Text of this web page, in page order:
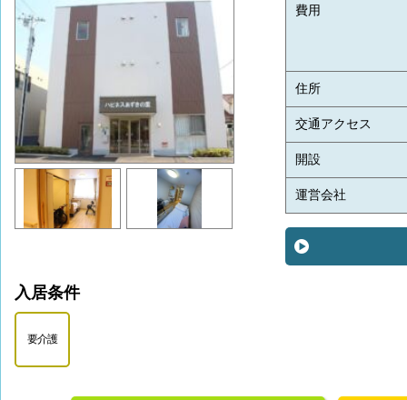
費用
住所
交通アクセス
開設
運営会社
入居条件
要介護